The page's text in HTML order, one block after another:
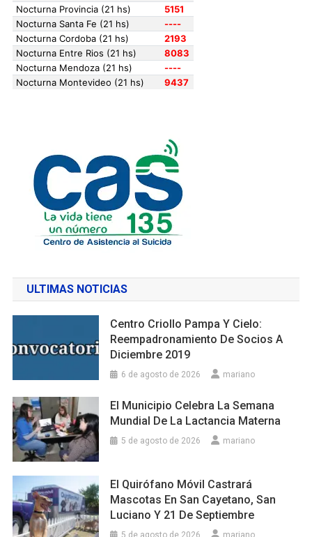
ULTIMAS NOTICIAS
Centro Criollo Pampa Y Cielo:
Reempadronamiento De Socios A
Diciembre 2019
6 de agosto de 2026 mariano
El Municipio Celebra La Semana
Mundial De La Lactancia Materna
5 de agosto de 2026 mariano
El Quirófano Móvil Castrará
Mascotas En San Cayetano, San
Luciano Y 21 De Septiembre